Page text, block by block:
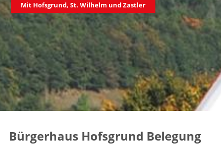
Mit Hofsgrund, St. Wilhelm und Zastler
Bürgerhaus Hofsgrund Belegung